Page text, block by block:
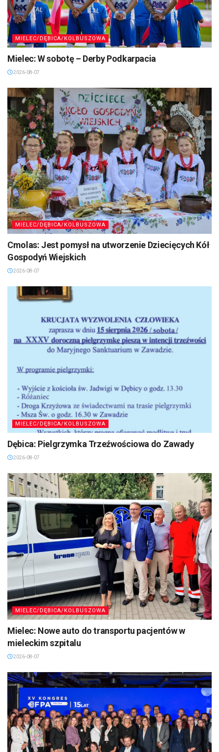
MIELEC/DĘBICA/KOLBUSZOWA
Mielec: W sobotę – Derby Podkarpacia
2026-08-07
MIELEC/DĘBICA/KOLBUSZOWA
Cmolas: Jest pomysł na utworzenie Dziecięcych Kół
Gospodyń Wiejskich
2026-08-07
MIELEC/DĘBICA/KOLBUSZOWA
Dębica: Pielgrzymka Trzeźwościowa do Zawady
2026-08-07
MIELEC/DĘBICA/KOLBUSZOWA
Mielec: Nowe auto do transportu pacjentów w
mieleckim szpitalu
2026-08-07